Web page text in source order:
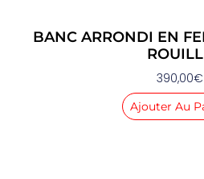
BANC ARRONDI EN
390,00€
Ajouter Au